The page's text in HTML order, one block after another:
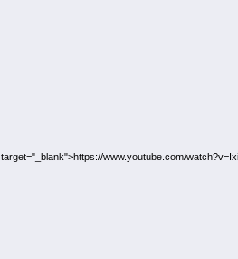
target="_blank">https://www.youtube.com/